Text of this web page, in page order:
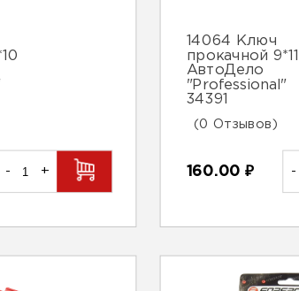
- +
14064 Ключ
прокачной 9*11
АвтоДело
"Professional"
34391
(0 Отзывов)
160.00 ₽ -